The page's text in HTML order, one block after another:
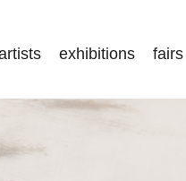
exhibitions fairs